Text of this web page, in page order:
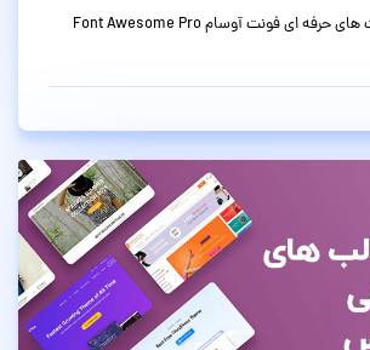
دانلود مجموعه فونت های حرفه ای فونت آوسام Font Awesome Pro